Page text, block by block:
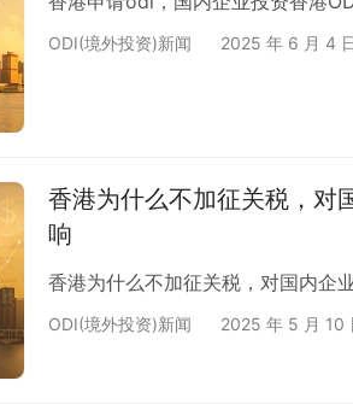
ODI(境外投资)新闻 2025 年 6 月 4
香港为什么不加征关税，对
响
香港为什么不加征关税，对国内企
ODI(境外投资)新闻 2025 年 5 月 10